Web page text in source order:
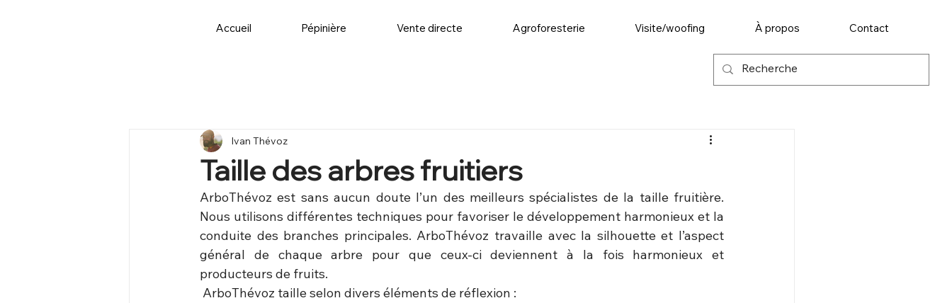
Accueil Pépinière Vente directe Agroforesterie Visite/woofing À propos Contact
Taille des arbres fruitiers
Ivan Thévoz
ArboThévoz est sans aucun doute l’un des meilleurs spécialistes de la taille fruitière.
Nous utilisons différentes techniques pour favoriser le développement harmonieux et la
conduite des branches principales. ArboThévoz travaille avec la silhouette et l’aspect
général de chaque arbre pour que ceux-ci deviennent à la fois harmonieux et
producteurs de fruits.
ArboThévoz taille selon divers éléments de réflexion :